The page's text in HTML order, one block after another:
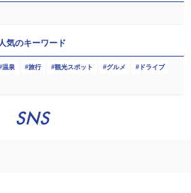
気のキーワード
温泉 旅行 観光スポット グルメ ドライブ
SNS